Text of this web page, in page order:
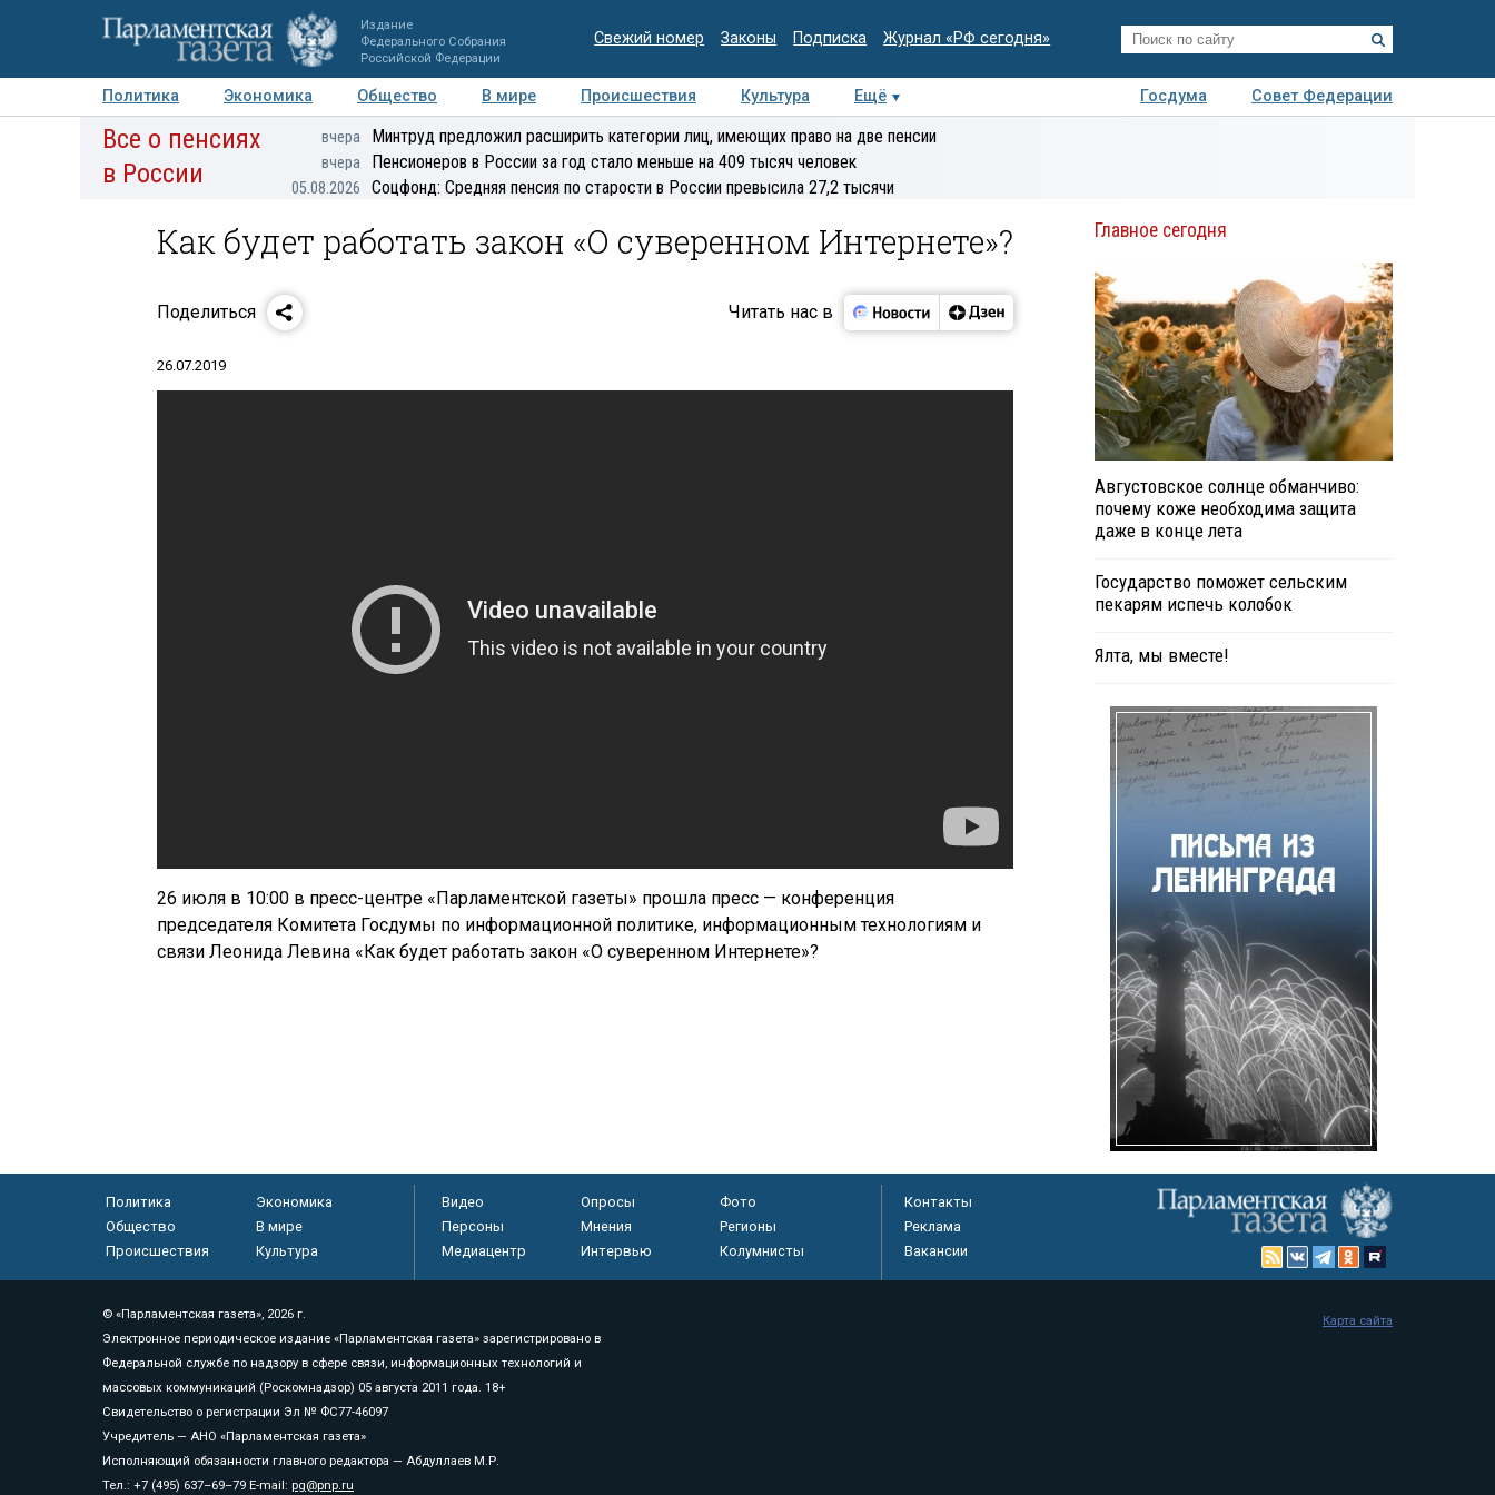
Издание
Федерального Собрания
Российской Федерации
Свежий номер Законы Подписка Журнал «РФ сегодня»
Политика Экономика Общество В мире Происшествия Культура Ещё Госдума
Совет Федерации
Авторы Персоны Мнения Регионы Медиацентр Интервью Колумнисты
Деловая
Все о пенсиях
в России
вчера Минтруд предложил расширить категории лиц, имеющих право на две пенсии
вчера Пенсионеров в России за год стало меньше на 409 тысяч человек
05.08.2026 Соцфонд: Средняя пенсия по старости в России превысила 27,2 тысячи
Как будет работать закон «О суверенном Интернете»?
Поделиться Читать нас в
26.07.2019
26 июля в 10:00 в пресс-центре «Парламентской газеты» прошла пресс — конференция
председателя Комитета Госдумы по информационной политике, информационным технологиям и
связи Леонида Левина «Как будет работать закон «О суверенном Интернете»?
Главное сегодня
Августовское солнце обманчиво:
почему коже необходима защита
даже в конце лета
Государство поможет сельским
пекарям испечь колобок
Ялта, мы вместе!
Политика
Экономика
Общество
В мире
Происшествия
Культура
Видео Опросы
Фото
Персоны
Мнения
Регионы
Медиацентр
Интервью Колумнисты
Контакты
Реклама
Вакансии
© «Парламентская газета», 2026 г.
Электронное периодическое издание «Парламентская газета» зарегистрировано в
Федеральной службе по надзору в сфере связи, информационных технологий и
массовых коммуникаций (Роскомнадзор) 05 августа 2011 года. 18+
Свидетельство о регистрации Эл № ФС77-46097
Учредитель — АНО «Парламентская газета»
Исполняющий обязанности главного редактора — Абдуллаев М.Р.
Тел.: +7 (495) 637–69–79 E-mail: pg@pnp.ru
Карта сайта